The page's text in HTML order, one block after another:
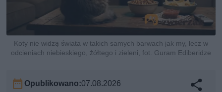
Koty nie widzą świata w takich samych barwach jak my, lecz w
odcieniach niebieskiego, żółtego i zieleni, fot. Guram Ediberidze
Opublikowano:07.08.2026